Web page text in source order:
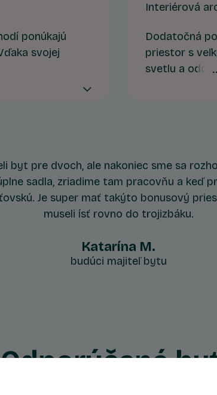
ponúkajú
svojej
tichšie
Interiérová
Dodatočná
priestor s
svetlu a
byt pre dvoch, ale nakoniec sme sa
sadla, zriadime tam pracovňu a keď
Je super mať takýto bonusový
museli ísť rovno do trojizbáku.
Katarína M.
budúci majiteľ bytu
Odporúčané